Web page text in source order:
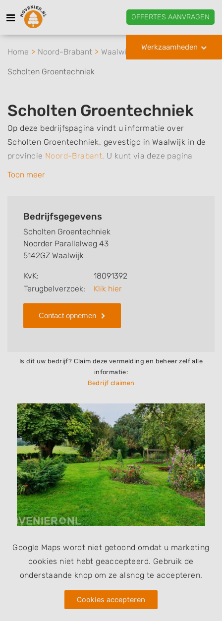
OFFERTES AANVRAGEN
Werkzaamheden
Home Noord-Brabant Waalwijk
Scholten Groentechniek
Scholten Groentechniek
Op deze bedrijfspagina vindt u informatie over
Scholten Groentechniek, gevestigd in Waalwijk in de
provincie Noord-Brabant. U kunt via deze pagina
eenvoudig contact met het bedrijf opnemen door te
kunt u snel zien welke zaken Scholten Groentechniek
of review achterlaten als u al ervaring heeft met dit
bedrijf.
Zoekt u een ander bedrijf? Bekijk dan andere
hoveniers en bedrijven inWaalwijk
Toon meer
Bedrijfsgegevens
Scholten Groentechniek
Noorder Parallelweg 43
5142GZ Waalwijk
KvK:
18091392
Terugbelverzoek:
Klik hier
Contact opnemen
Is dit uw bedrijf? Claim deze vermelding en beheer zelf alle
informatie:
Bedrijf claimen
Google Maps wordt niet getoond omdat u marketing
cookies niet hebt geaccepteerd. Gebruik de
onderstaande knop om ze alsnog te accepteren.
Cookies accepteren